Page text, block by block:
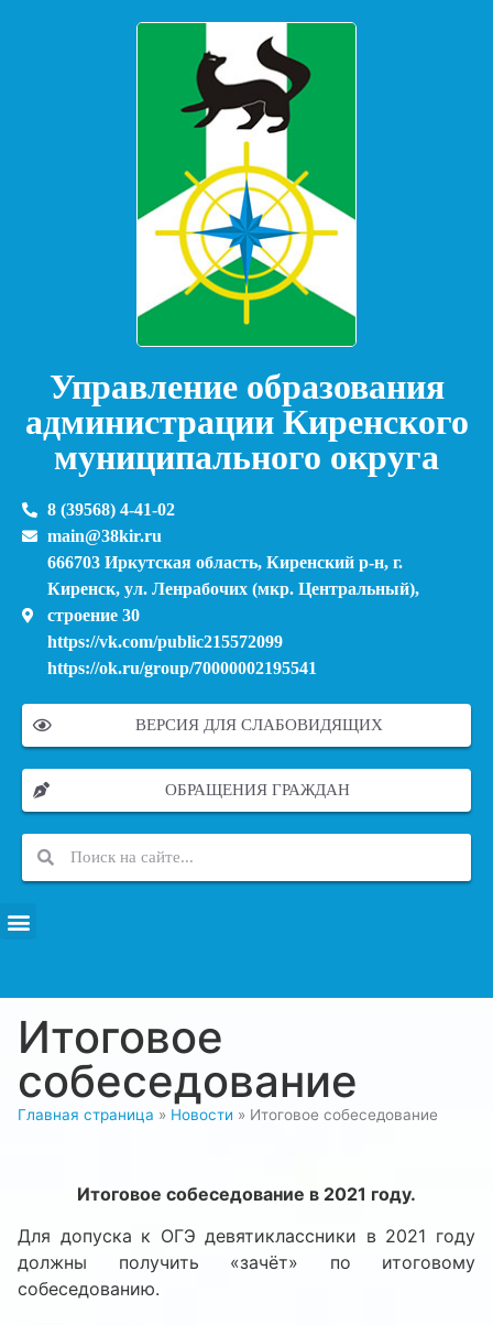
Управление образования
администрации Киренского
муниципального округа
8 (39568) 4-41-02
main@38kir.ru
666703 Иркутская область, Киренский р-н, г.
Киренск, ул. Ленрабочих (мкр. Центральный),
строение 30
https://vk.com/public215572099
https://ok.ru/group/70000002195541
ВЕРСИЯ ДЛЯ СЛАБОВИДЯЩИХ
ОБРАЩЕНИЯ ГРАЖДАН
Итоговое
собеседование
Главная страница » Новости » Итоговое собеседование
Итоговое собеседование в 2021 году.
Для допуска к ОГЭ девятиклассники в 2021 году
должны получить «зачёт» по итоговому
собеседованию.